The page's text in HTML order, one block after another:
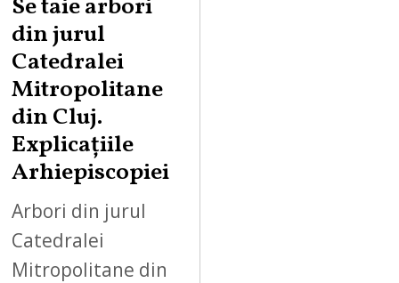
Se taie arbori
din jurul
Catedralei
Mitropolitane
din Cluj.
Explicațiile
Arhiepiscopiei
Arbori din jurul
Catedralei
Mitropolitane din